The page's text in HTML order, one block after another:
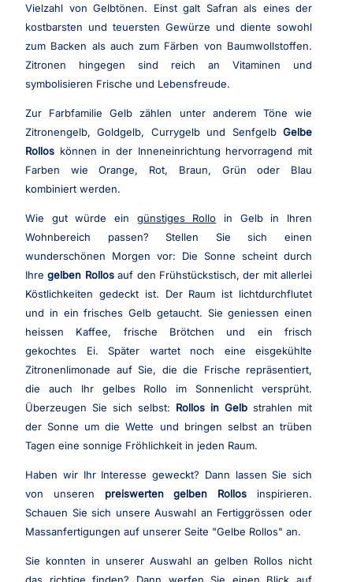
Vielzahl von Gelbtönen. Einst galt Safran als eines der
kostbarsten und teuersten Gewürze und diente sowohl
zum Backen als auch zum Färben von Baumwollstoffen.
Zitronen hingegen sind reich an Vitaminen und
symbolisieren Frische und Lebensfreude.
Zur Farbfamilie Gelb zählen unter anderem Töne wie
Zitronengelb, Goldgelb, Currygelb und Senfgelb Gelbe
Rollos können in der Inneneinrichtung hervorragend mit
Farben wie Orange, Rot, Braun, Grün oder Blau
kombiniert werden.
Wie gut würde ein günstiges Rollo in Gelb in Ihren
Wohnbereich passen? Stellen Sie sich einen
wunderschönen Morgen vor: Die Sonne scheint durch
Ihregelben Rollosauf den Frühstückstisch, der mit allerlei
Köstlichkeiten gedeckt ist. Der Raum ist lichtdurchflutet
und in ein frisches Gelb getaucht. Sie geniessen einen
heissen Kaffee, frische Brötchen und ein frisch
gekochtes Ei. Später wartet noch eine eisgekühlte
Zitronenlimonade auf Sie, die die Frische repräsentiert,
die auch Ihr gelbes Rollo im Sonnenlicht versprüht.
Überzeugen Sie sich selbst: Rollos in Gelb strahlen mit
der Sonne um die Wette und bringen selbst an trüben
Tagen eine sonnige Fröhlichkeit in jeden Raum.
Haben wir Ihr Interesse geweckt? Dann lassen Sie sich
von unseren preiswerten gelben Rollos inspirieren.
Schauen Sie sich unsere Auswahl an Fertiggrössen oder
Massanfertigungen auf unserer Seite "Gelbe Rollos" an.
Sie konnten in unserer Auswahl an gelben Rollos nicht